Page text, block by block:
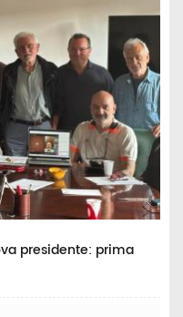
presidente: prima